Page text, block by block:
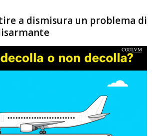
a dismisura un problema di